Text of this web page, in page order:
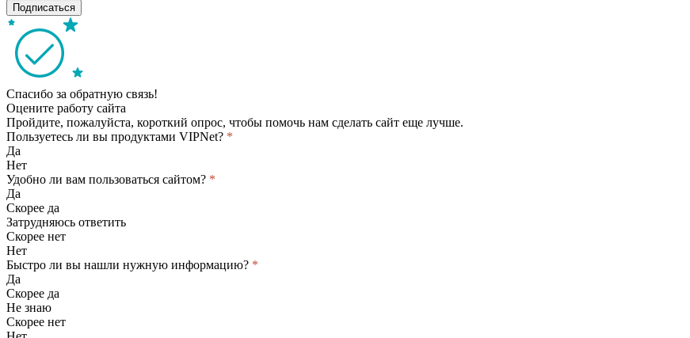
Подписаться
Спасибо за обратную связь!
Оцените работу сайта
Пройдите, пожалуйста, короткий опрос, чтобы помочь нам сделать сайт еще лучше.
Пользуетесь ли вы продуктами VIPNet? *
Да
Нет
Удобно ли вам пользоваться сайтом? *
Да
Скорее да
Затрудняюсь ответить
Скорее нет
Нет
Быстро ли вы нашли нужную информацию? *
Да
Скорее да
Не знаю
Скорее нет